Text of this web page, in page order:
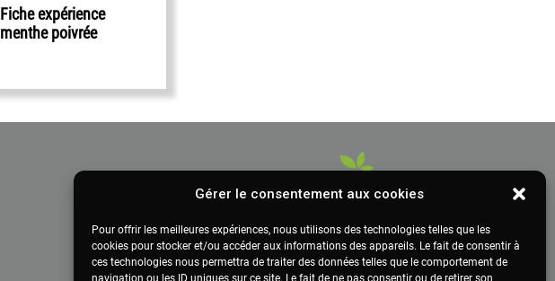
Gérer le consentement aux cookies
Pour offrir les meilleures expériences, nous utilisons des technologies telles que les
cookies pour stocker et/ou accéder aux informations des appareils. Le fait de consentir à
ces technologies nous permettra de traiter des données telles que le comportement de
navigation ou les ID uniques sur ce site. Le fait de ne pas consentir ou de retirer son
Fiche expérience
menthe poivrée
DÉCOUVRIR LE RÉSEAU CIVAM